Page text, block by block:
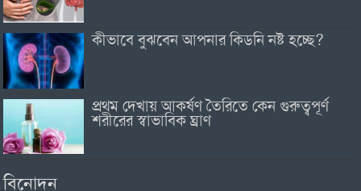
কীভাবে বুঝবেন আপনার কিডনি নষ্ট হচ্ছে?
প্রথম দেখায় আকর্ষণ তৈরিতে কেন গুরুত্বপূর্ণ
শরীরের স্বাভাবিক ঘ্রাণ
বিনোদন